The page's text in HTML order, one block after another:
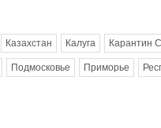
Казахстан Калуга Карантин
Подмосковье Приморье